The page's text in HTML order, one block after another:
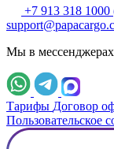
+7 913 318
Мы в мессенджерах
Тарифы Договор
Пользовательское